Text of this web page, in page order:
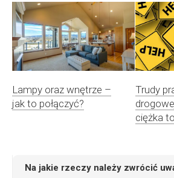
Lampy oraz wnętrze –
jak to połączyć?
Trudy
ciężka